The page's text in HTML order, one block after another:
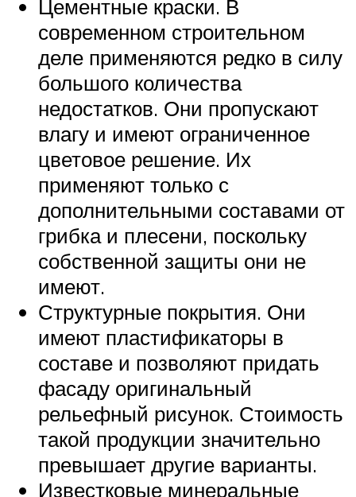
Цементные краски. В
современном строительном
деле применяются редко в силу
большого количества
недостатков. Они пропускают
влагу и имеют ограниченное
цветовое решение. Их
применяют только с
дополнительными составами от
грибка и плесени, поскольку
собственной защиты они не
имеют.
Структурные покрытия. Они
имеют пластификаторы в
составе и позволяют придать
фасаду оригинальный
рельефный рисунок. Стоимость
такой продукции значительно
превышает другие варианты.
Известковые минеральные